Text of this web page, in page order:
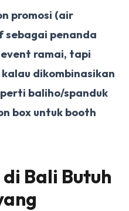
promosi (air
sebagai penanda
ramai, tapi
dikombinasikan
baliho/spanduk
box untuk booth
Bali Butuh